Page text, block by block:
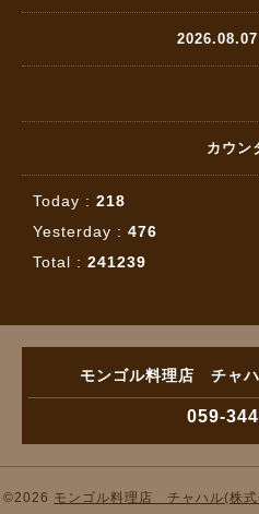
カウン
Today : 218
Yesterday : 476
Total : 241239
モンゴル料理店 チャ
059-
©2026 モンゴル料理店 チャハル(株式